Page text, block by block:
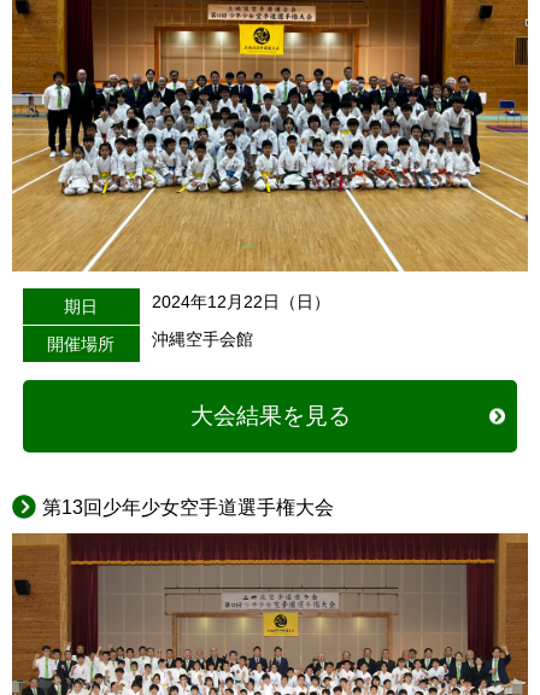
期日 2024年12月22日（日）
開催場所 沖縄空手会館
大会結果を見る
第13回少年少女空手道選手権大会